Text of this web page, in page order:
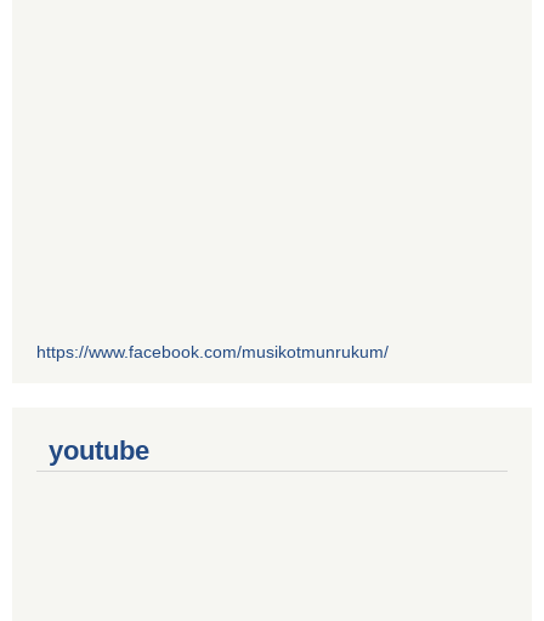
https://www.facebook.com/musikotmunrukum/
youtube